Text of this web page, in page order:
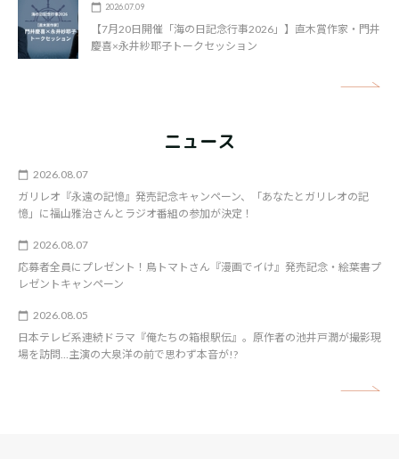
2026.07.09
【7月20日開催「海の日記念行事2026」】直木賞作家・門井
慶喜×永井紗耶子トークセッション
ニュース
2026.08.07
ガリレオ『永遠の記憶』発売記念キャンペーン、「あなたとガリレオの記
憶」に福山雅治さんとラジオ番組の参加が決定！
2026.08.07
応募者全員にプレゼント！鳥トマトさん『漫画でイけ』発売記念・絵葉書プ
レゼントキャンペーン
2026.08.05
日本テレビ系連続ドラマ『俺たちの箱根駅伝』。原作者の池井戸潤が撮影現
場を訪問…主演の大泉洋の前で思わず本音が!?